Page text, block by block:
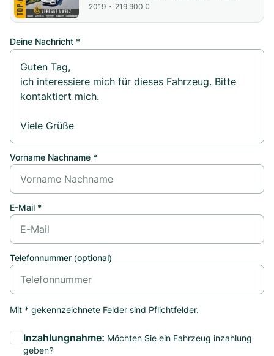
2019 • 219.900 €
Deine Nachricht *
Vorname Nachname *
E-Mail *
Telefonnummer (optional)
Mit * gekennzeichnete Felder sind Pflichtfelder.
Inzahlungnahme: Möchten Sie ein Fahrzeug inzahlung
geben?